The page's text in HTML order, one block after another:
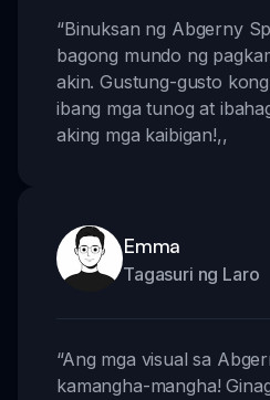
“Binuksan ng Abgerny
bagong mundo ng
akin. Gustung-gusto
ibang mga tunog at
aking mga kaibigan!,,
Emma
Tagasuri ng Laro
“Ang mga visual sa
kamangha-mangha!